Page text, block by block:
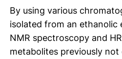
By using various
isolated from an ethanolic
NMR spectroscopy and
metabolites previously not